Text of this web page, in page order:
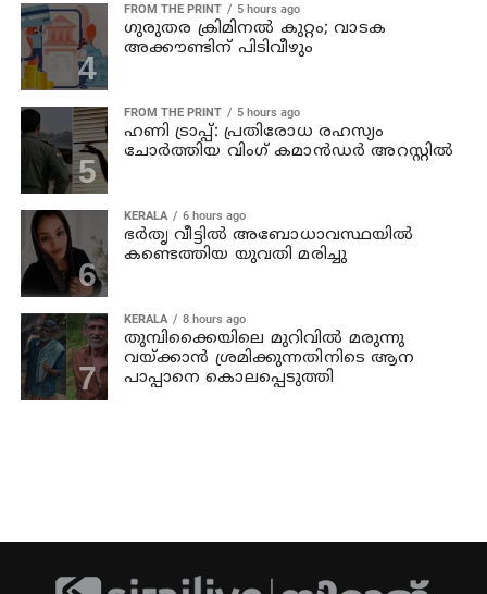
FROM THE PRINT 5 hours ago
ഗുരുതര ക്രിമിനൽ കുറ്റം; വാടക
അക്കൗണ്ടിന് പിടിവീഴും
FROM THE PRINT 5 hours ago
ഹണി ട്രാപ്പ്: പ്രതിരോധ രഹസ്യം
ചോർത്തിയ വിംഗ് കമാൻഡർ അറസ്റ്റിൽ
KERALA 6 hours ago
ഭര്‍തൃ വീട്ടില്‍ അബോധാവസ്ഥയില്‍
കണ്ടെത്തിയ യുവതി മരിച്ചു
KERALA 8 hours ago
തുമ്പിക്കൈയിലെ മുറിവില്‍ മരുന്നു
വയ്ക്കാന്‍ ശ്രമിക്കുന്നതിനിടെ ആന
പാപ്പാനെ കൊലപ്പെടുത്തി